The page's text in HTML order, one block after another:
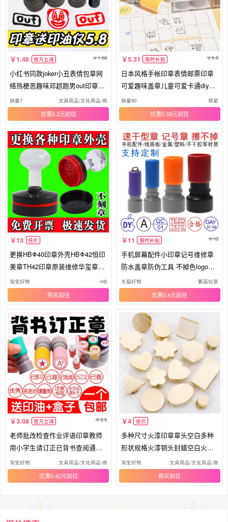
1.48 官方立减 1.68
小红书同款joker小丑表情包章网
络热梗恶趣味邓超跑男out印章搞
怪
销量7 文具用品/文化用品/商务用品
优惠0.2元
5.31 限时补贴 5.9
日本风格手帐印章表情邮票印章
可爱趣味盖章儿童可爱卡通diy手
账ins兔子兔兔猫咪狗狗子宠物奖
励心情盖印印章
销量60 祺星
优惠0.59元
13 低价
更换HBΦ40印章外壳HBΦ42恒印
美章TH42印章原装维修华玺章H
YΦ40
淘宝好物 HB
购买
11 限时补贴 13
手机屏幕配件小印章记号维修章
防水盖章防伪工具 不掉色logo主
板金属不褪色塑料标记 数字 擦不
掉快干章 章印
天猫好物 繁画似景
优惠0.4元
3.08 官方立减 3.5
老师批改检查作业评语印章教师
用小学生请订正已背书查阅通过
关章
淘宝好物 文具用品/文化用品/商务用品
优惠0.42元
4 低价
多种尺寸火漆印章章头空白多种
形状规格火漆铜头封蜡空白火漆
印头
淘宝好物 文具用品/文化用品/商务
购买